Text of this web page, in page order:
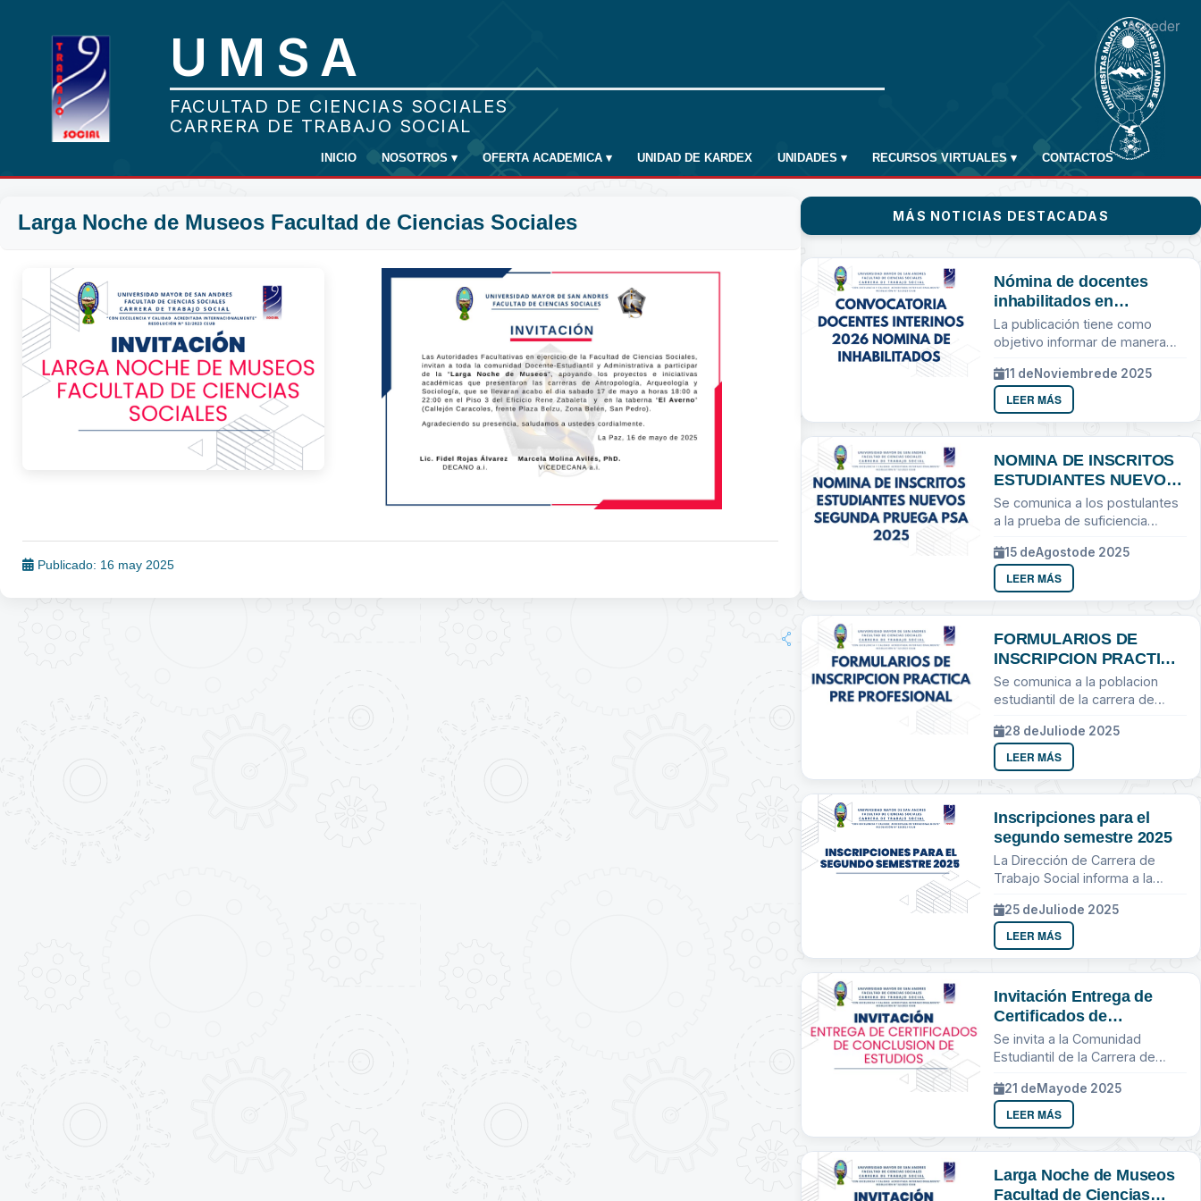
Acceder
INICIO NOSOTROS ▾ OFERTA ACADEMICA ▾ UNIDAD DE KARDEX UNIDADES ▾ RECURSOS VIRTUALES ▾ CONTACTOS
Larga Noche de Museos Facultad de Ciencias Sociales
Publicado: 16 may 2025
MÁS NOTICIAS DESTACADAS
Nómina de docentes
inhabilitados en
consideración a los
requisitos establecidos
instructivo HCF N.º
0928/2024.
La publicación tiene como
objetivo informar de manera
resultados de la convocatoria
de docentes interinos para la
gestión...
11 deNoviembrede 2025
LEER MÁS
NOMINA DE INSCRITOS
ESTUDIANTES NUEVOS
SEGUNDA PRUEGA PSA
2025
Se comunica a los postulantes
a la prueba de suficiencia
15 deAgostode 2025
LEER MÁS
FORMULARIOS DE
INSCRIPCION PRACTICA
PRE PROFESIONAL
Se comunica a la poblacion
estudiantil de la carrera de
28 deJuliode 2025
LEER MÁS
Inscripciones para el
segundo semestre 2025
La Dirección de Carrera de
Trabajo Social informa a la
inscripciones para el segundo
semestre 2025 se realizaran...
25 deJuliode 2025
LEER MÁS
Invitación Entrega de
Certificados de
Conclusion de Estudios
Se invita a la Comunidad
Estudiantil de la Carrera de
21 deMayode 2025
LEER MÁS
Larga Noche de Museos
Facultad de Ciencias